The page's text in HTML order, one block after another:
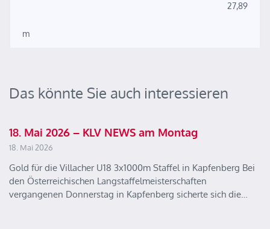
27,89
m
Das könnte Sie auch interessieren
18. Mai 2026 – KLV NEWS am Montag
18. Mai 2026
Gold für die Villacher U18 3x1000m Staffel in Kapfenberg Bei
den Österreichischen Langstaffelmeisterschaften
vergangenen Donnerstag in Kapfenberg sicherte sich die…